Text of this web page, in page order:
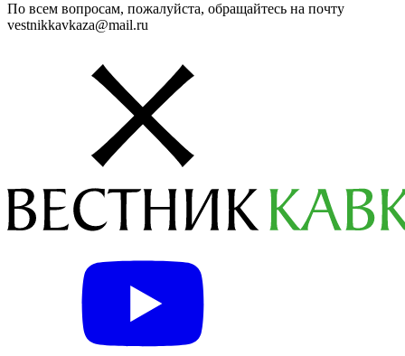
По всем вопросам, пожалуйста, обращайтесь на почту
vestnikkavkaza@mail.ru